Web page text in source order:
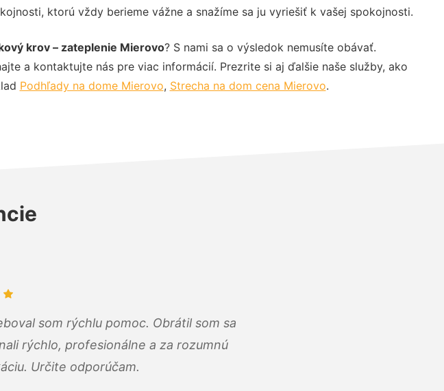
ktorú vždy berieme vážne a snažíme sa ju vyriešiť k vašej spokojnosti.
krov – zateplenie Mierovo? S nami sa o výsledok nemusíte obávať.
a kontaktujte nás pre viac informácií. Prezrite si aj ďalšie naše služby, ako
Podhľady na dome Mierovo, Strecha na dom cena Mierovo.
som rýchlu pomoc. Obrátil som sa
rýchlo, profesionálne a za rozumnú
Určite odporúčam.